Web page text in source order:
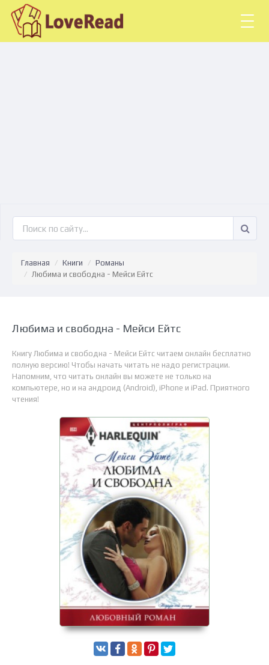
Главная Книги
Романы
Любима и свободна - Мейси Ейтс
Любима и свободна - Мейси Ейтс
Книгу Любима и свободна - Мейси Ейтс читаем онлайн бесплатно
полную версию! Чтобы начать читать не надо регистрации.
Напомним, что читать онлайн вы можете не только на
компьютере, но и на андроид (Android), iPhone и iPad. Приятного
чтения!